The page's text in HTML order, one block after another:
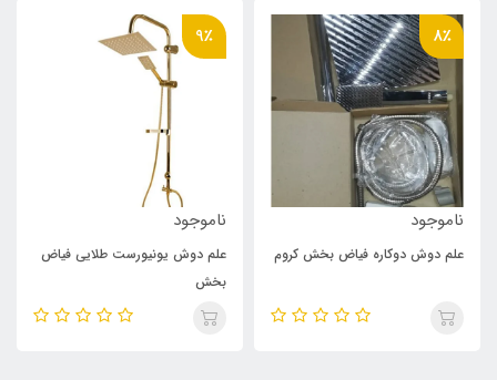
8٪
ناموجود
علم دوش دوکاره فیاض بخش کروم
9٪
ناموجود
علم دوش یونیورست طلایی فیاض
بخش